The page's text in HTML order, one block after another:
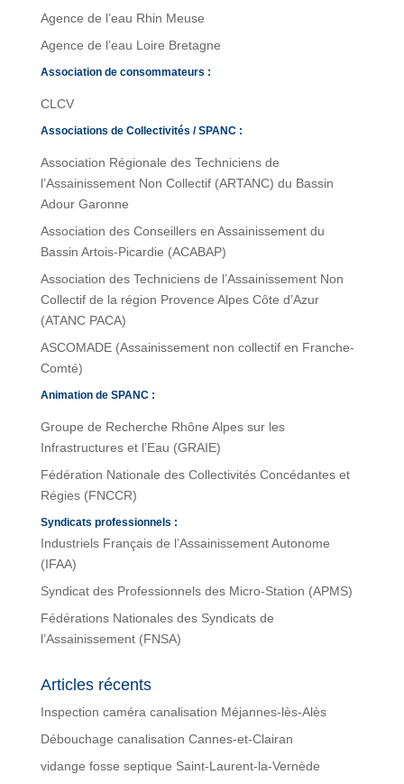
Agence de l’eau Rhin Meuse
Agence de l’eau Loire Bretagne
Association de consommateurs :
CLCV
Associations de Collectivités / SPANC :
Association Régionale des Techniciens de
l’Assainissement Non Collectif (ARTANC) du Bassin
Adour Garonne
Association des Conseillers en Assainissement du
Bassin Artois-Picardie (ACABAP)
Association des Techniciens de l’Assainissement Non
Collectif de la région Provence Alpes Côte d’Azur
(ATANC PACA)
ASCOMADE (Assainissement non collectif en Franche-
Comté)
Animation de SPANC :
Groupe de Recherche Rhône Alpes sur les
Infrastructures et l’Eau (GRAIE)
Fédération Nationale des Collectivités Concédantes et
Régies (FNCCR)
Syndicats professionnels :
Industriels Français de l’Assainissement Autonome
(IFAA)
Syndicat des Professionnels des Micro-Station (APMS)
Fédérations Nationales des Syndicats de
l’Assainissement (FNSA)
Articles récents
Inspection caméra canalisation Méjannes-lès-Alès
Débouchage canalisation Cannes-et-Clairan
vidange fosse septique Saint-Laurent-la-Vernède